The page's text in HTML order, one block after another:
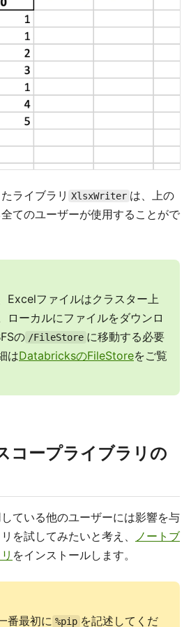
ライブラリ XlsxWriter は、上の
てのユーザーが使用することがで
Excelファイルはクラスター上
ローカルにファイルをダウンロ
の /FileStore に移動する必要
はDatabricksのFileStoreをご覧
コープライブラリの
ている他のユーザーには影響を与
を試してみたいと考え、
ノートブ
をインストールします。
番最初に %pip を記述してくだ